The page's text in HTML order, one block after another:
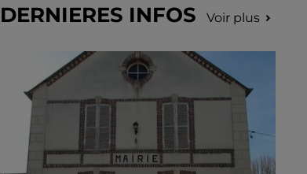
DERNIERES INFOS Voir plus